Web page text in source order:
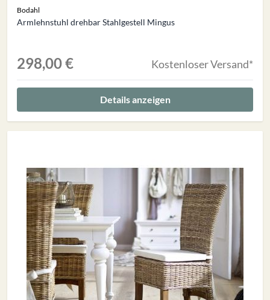
Bodahl
Armlehnstuhl drehbar Stahlgestell Mingus
298,00 € Kostenloser Versand*
Details anzeigen